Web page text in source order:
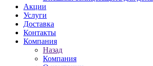
Акции
Услуги
Доставка
Контакты
Компания
Назад
Компания